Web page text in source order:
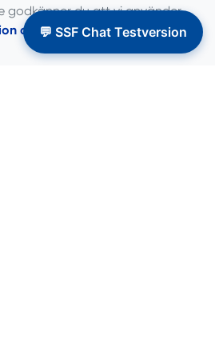
💬 SSF Chat Testversion
godkänner du att vi använder
om cookies.